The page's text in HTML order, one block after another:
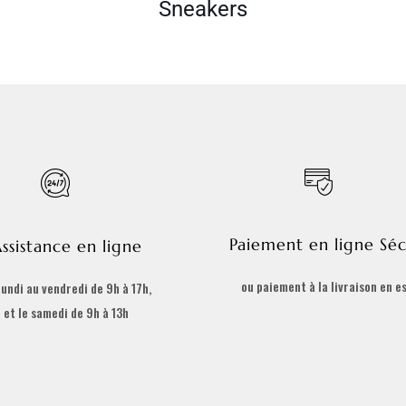
Sneakers
en ligne
au vendredi de 9h à 17h,
et le samedi de 9h à 13h
Paiement en ligne
ou paiement à la livraison en